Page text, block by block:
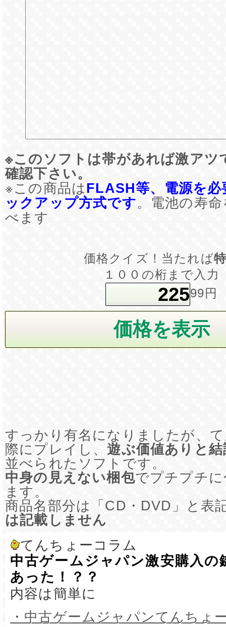
※このソフトは帯があれば激アツ
確認下さい。
※この商品はFLASH等、電源を
ックアップ方式です。電池の寿
べます
価格クイズ！当たれば
１００の桁まで入力
99円
すっかり有名になりましたが、
際にプレイし、遊ぶ価値ありと
並べられたソフトです。
中身の見えない梱包でプチプチ
ます。
商品名部分は「CD・DVD」と表
は記載しません
てんちょーコラム
中古ゲームジャパン激安購入の
あった！？？
内容は簡単に
・中古ゲームジャパンてんちょ